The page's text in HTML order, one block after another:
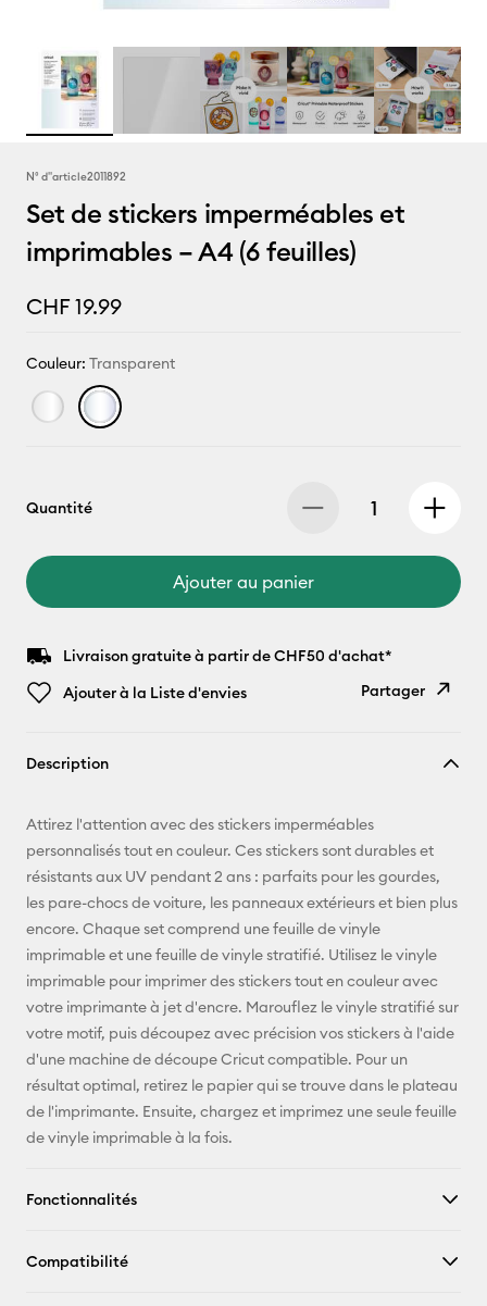
N° d''article2011892
Set de stickers imperméables et
imprimables – A4 (6 feuilles)
CHF 19.99
Couleur: Transparent
Quantité
Ajouter au panier
Livraison gratuite à partir de CHF50 d'achat*
Ajouter à la Liste d'envies
Partager
E-mail
Pinterest
Facebook
Description
Attirez l'attention avec des stickers imperméables
personnalisés tout en couleur. Ces stickers sont durables et
résistants aux UV pendant 2 ans : parfaits pour les gourdes,
les pare-chocs de voiture, les panneaux extérieurs et bien plus
encore. Chaque set comprend une feuille de vinyle
imprimable et une feuille de vinyle stratifié. Utilisez le vinyle
imprimable pour imprimer des stickers tout en couleur avec
votre imprimante à jet d'encre. Marouflez le vinyle stratifié sur
votre motif, puis découpez avec précision vos stickers à l'aide
d'une machine de découpe Cricut compatible. Pour un
résultat optimal, retirez le papier qui se trouve dans le plateau
de l'imprimante. Ensuite, chargez et imprimez une seule feuille
de vinyle imprimable à la fois.
Fonctionnalités
Compatibilité